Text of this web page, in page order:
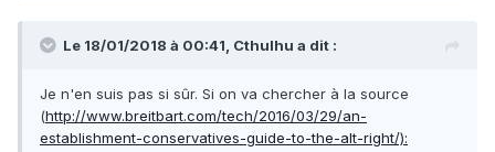
Le 18/01/2018 à 00:41, Cthulhu a dit :
Je n'en suis pas si sûr. Si on va chercher à la source
(http://www.breitbart.com/tech/2016/03/29/an-
establishment-conservatives-guide-to-the-alt-right/):